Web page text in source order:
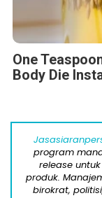
One
Body Die
program
release
produk.
birokrat,